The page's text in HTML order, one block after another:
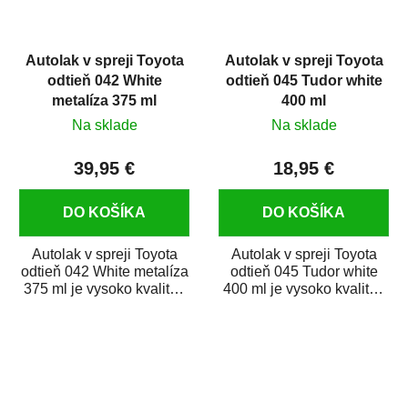
Autolak v spreji Toyota
odtieň 042 White
metalíza 375 ml
Na sklade
39,95 €
DO KOŠÍKA
Autolak v spreji Toyota
odtieň 042 White metalíza
375 ml je vysoko kvalitná
Autolak v spreji Toyota
odtieň 045 Tudor white
400 ml
Na sklade
18,95 €
DO KOŠÍKA
Autolak v spreji Toyota
odtieň 045 Tudor white
400 ml je vysoko kvalitná